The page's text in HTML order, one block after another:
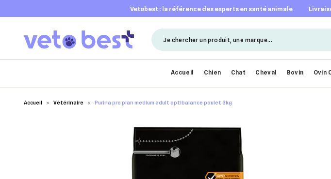
vetobest : la référence des experts en santé animale
Accueil Chien Chat Cheval Bovin Ovin
Accueil Vétérinaire Purina pro plan medium adult optibalance poulet 3kg